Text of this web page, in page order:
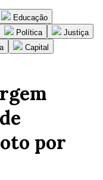
Educação
Política
Justiça
Capital
por